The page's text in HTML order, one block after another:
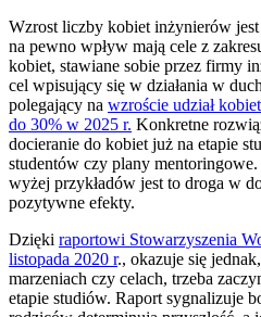
Wzrost liczby kobiet inżynierów
na pewno wpływ mają cele z
kobiet, stawiane sobie przez firmy
cel wpisujący się w działania w
polegający na wzroście udział
do 30% w 2025 r. Konkretne
docieranie do kobiet już na etapie
studentów czy plany
wyżej przykładów jest to droga w
pozytywne efekty.
Dzięki raportowi Stowarzyszenia
listopada 2020 r., okazuje się
marzeniach czy celach, trzeba
etapie studiów. Raport sygnalizuje